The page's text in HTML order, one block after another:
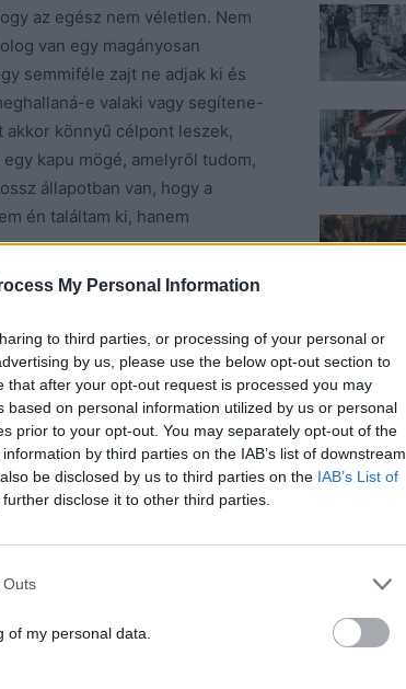
My Personal Information
to third parties, or processing of your personal or
by us, please use the below opt-out section to
that after your opt-out request is processed you may
based on personal information utilized by us or personal
prior to your opt-out. You may separately opt-out of the
by third parties on the IAB’s list of downstream
be disclosed by us to third parties on the IAB’s List of
disclose it to other third parties.
Outs
of my personal data.
az egész nem véletlen. Nem
van egy magányosan
semmiféle zajt ne adjak ki és
e valaki vagy segítene-
akkor könnyű célpont leszek,
kapu mögé, amelyről tudom,
állapotban van, hogy a
én találtam ki, hanem
. Szétnéz és idegesen dobol a
rágyújt, és ha egy kicsit is
Alig merek kikukucskálni a
szorítom a kezem, hogy
Mi lett volna, ha utolér? Ezek
van, de nem is
nem fog felhívni, mert ha